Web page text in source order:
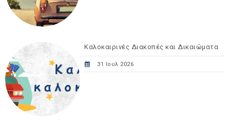
Καλοκαιρινές Διακοπές και Δικαιώματα
31 Ιουλ 2026